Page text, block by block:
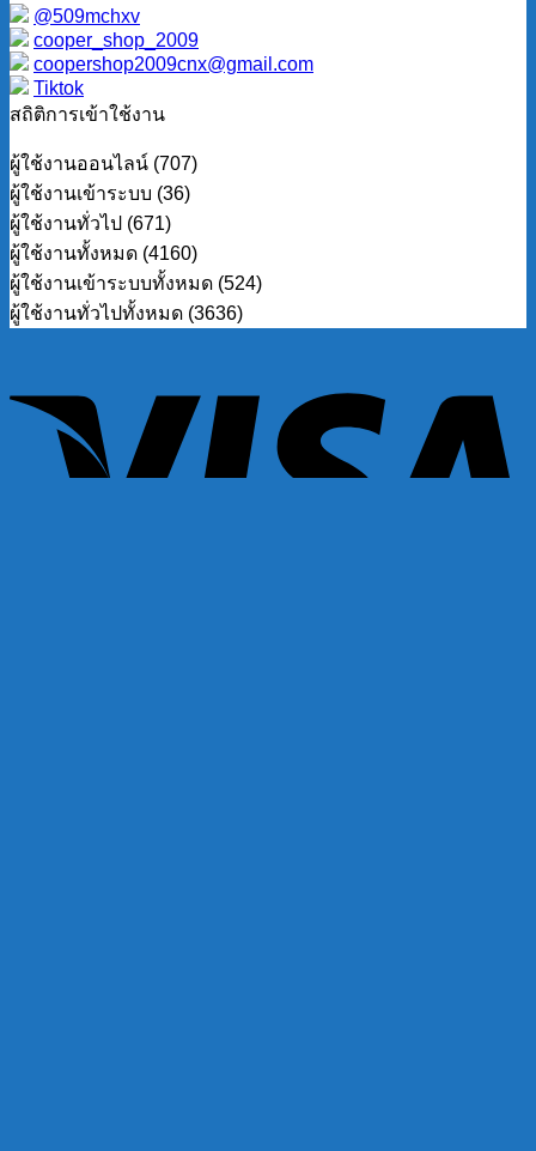
@509mchxv
cooper_shop_2009
coopershop2009cnx@gmail.com
Tiktok
สถิติการเข้าใช้งาน
ผู้ใช้งานออนไลน์ (707)
ผู้ใช้งานเข้าระบบ (36)
ผู้ใช้งานทั่วไป (671)
ผู้ใช้งานทั้งหมด (4160)
ผู้ใช้งานเข้าระบบทั้งหมด (524)
ผู้ใช้งานทั่วไปทั้งหมด (3636)